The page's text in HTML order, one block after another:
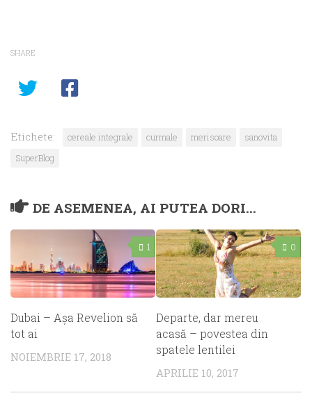
SHARE
Etichete: cereale integrale curmale merisoare
sanovita
SuperBlog
DE ASEMENEA, AI PUTEA DORI...
1
Dubai – Aşa Revelion să
tot ai
NOIEMBRIE 17, 2018
0
Departe, dar mereu
acasă – povestea din
spatele lentilei
APRILIE 10, 2017